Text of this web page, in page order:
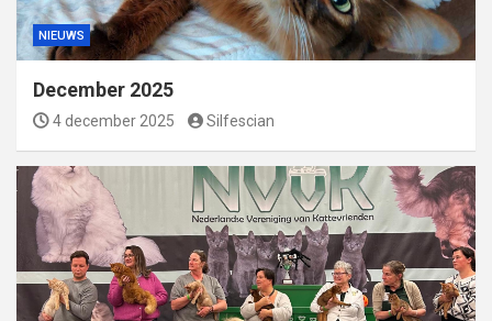
NIEUWS
December 2025
4 december 2025 Silfescian